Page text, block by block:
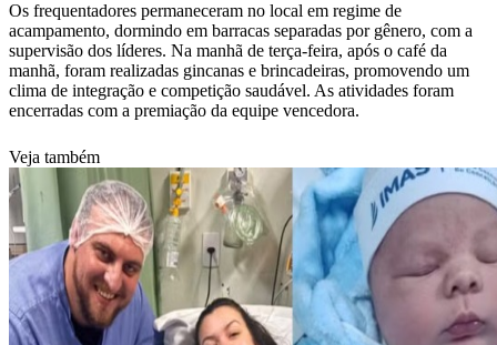
Os frequentadores permaneceram no local em regime de
acampamento, dormindo em barracas separadas por gênero, com a
supervisão dos líderes. Na manhã de terça-feira, após o café da
manhã, foram realizadas gincanas e brincadeiras, promovendo um
clima de integração e competição saudável. As atividades foram
encerradas com a premiação da equipe vencedora.
Veja também